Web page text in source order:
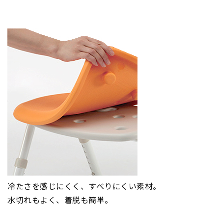
冷たさを感じにくく、すべりにくい素材。
水切れもよく、着脱も簡単。